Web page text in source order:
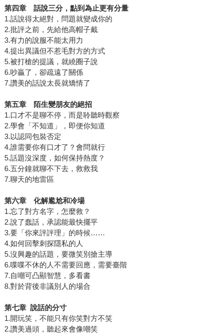
第四章 話說三分，點到為止更有分量
1.話說得太絕對，問題就變成你的
2.批評之前，先給他高帽子戴
3.有力的說服不能太用力
4.提出異議但不惹毛對方的方式
5.被打槍的提議，就繞圈子說
6.吵贏了，卻疏遠了關係
7.讚美的話說太長就矯情了
第五章 陌生變朋友的絕招
1.口才不是聊不停，而是聆聽時觀察
2.學會「不知道」，即便你知道
3.以認同包裝否定
4.誰需要你有口才了？會問就行
5.話題沒深度，如何保持熱度？
6.五分鐘就聊不下去，救救我
7.聊天的地雷區
第六章 化解尷尬和冷場
1.忘了對方名字，怎麼救？
2.說了蠢話，承認能最快擺平
3.要「你來評評理」的時候……
4.如何回擊刺探隱私的人
5.沒興趣的話題，要微笑別搶主導
6.喋喋不休的人不需要回應，需要臺階
7.自嘲可凸顯智慧，多看書
8.對於背後非議別人的場合
第七章 說話的分寸
1.開玩笑，不能只有你笑對方不笑
2.讚美過頭，聽起來會像嘲笑